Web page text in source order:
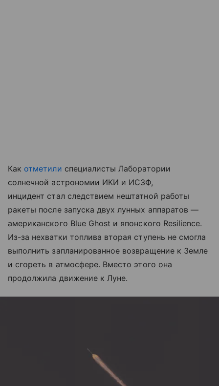
Как отметили специалисты Лаборатории
солнечной астрономии ИКИ и ИСЗФ,
инцидент стал следствием нештатной работы
ракеты после запуска двух лунных аппаратов —
американского Blue Ghost и японского Resilience.
Из-за нехватки топлива вторая ступень не смогла
выполнить запланированное возвращение к Земле
и сгореть в атмосфере. Вместо этого она
продолжила движение к Луне.